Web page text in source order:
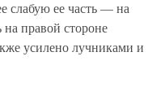
слабую ее часть — на
правой стороне
усилено лучниками и